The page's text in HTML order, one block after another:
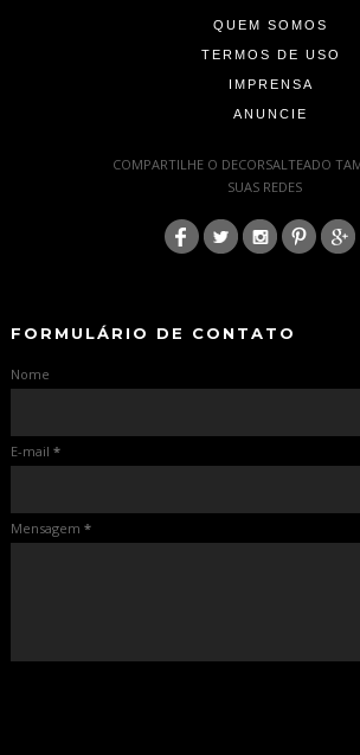
QUEM SOMOS
TERMOS DE USO
IMPRENSA
ANUNCIE
COMPARTILHE O DECORSALTEADO
SUAS REDES
FORMULÁRIO DE CONTATO
Nome
E-mail *
Mensagem *